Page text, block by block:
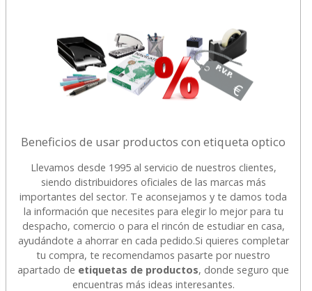
Beneficios de usar productos con etiqueta optico
Llevamos desde 1995 al servicio de nuestros clientes,
siendo distribuidores oficiales de las marcas más
importantes del sector. Te aconsejamos y te damos toda
la información que necesites para elegir lo mejor para tu
despacho, comercio o para el rincón de estudiar en casa,
ayudándote a ahorrar en cada pedido.Si quieres completar
tu compra, te recomendamos pasarte por nuestro
apartado de etiquetas de productos, donde seguro que
encuentras más ideas interesantes.